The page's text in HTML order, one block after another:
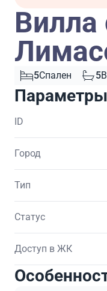
Вилла
5Спален 5
Параметры
ID
Город
Тип
Статус
Доступ в ЖК